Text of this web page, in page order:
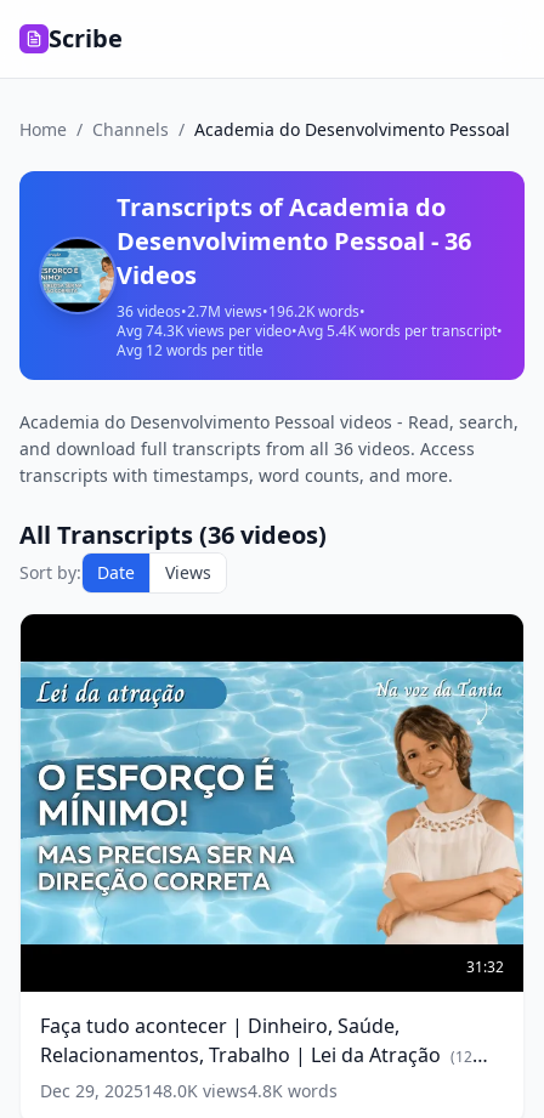
Scribe
Home / Channels / Academia do Desenvolvimento Pessoal
Transcripts ofAcademia do
Desenvolvimento Pessoal -36
Videos
36videos•2.7M views•196.2Kwords•
Avg74.3Kviews per video•Avg 5.4Kwords per transcript•
Avg 12words per title
Academia do Desenvolvimento Pessoal videos - Read, search,
and download full transcripts from all 36 videos. Access
transcripts with timestamps, word counts, and more.
All Transcripts (36videos)
Sort by: Date Views
Dinheiro,
Saúde,
Relacionamentos,
Trabalho
31:32
Faça tudo acontecer | Dinheiro, Saúde,
Relacionamentos, Trabalho | Lei da Atração (12
words)
Dec 29, 2025148.0K views4.8K words